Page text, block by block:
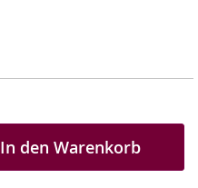
In den Warenkorb